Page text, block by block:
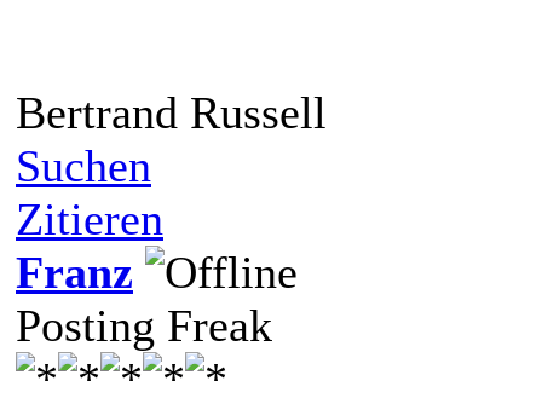
Bertrand Russell
Suchen
Zitieren
Franz
Posting Freak